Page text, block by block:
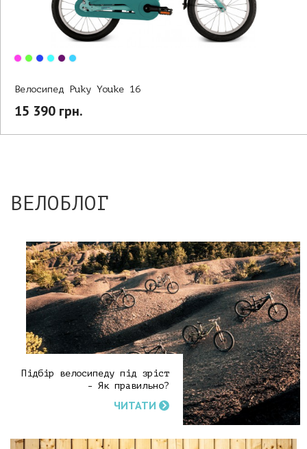
Велосипед Puky Youke 16
15 390 грн.
ВЕЛОБЛОГ
Підбір велосипеду під зріст
- Як правильно?
ЧИТАТИ